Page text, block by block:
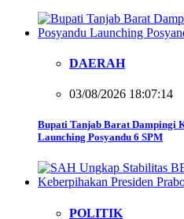
DAERAH
03/08/2026 18:07:14
Bupati Tanjab Barat Dampingi
Launching Posyandu 6 SPM
POLITIK